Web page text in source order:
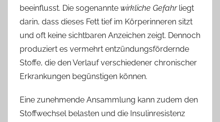
beeinflusst. Die sogenannte wirkliche Gefahrliegt
darin, dass dieses Fett tief im Körperinneren sitzt
und oft keine sichtbaren Anzeichen zeigt. Dennoch
produziert es vermehrt entzündungsfördernde
Stoffe, die den Verlauf verschiedener chronischer
Erkrankungen begünstigen können.
Eine zunehmende Ansammlung kann zudem den
Stoffwechsel belasten und die Insulinresistenz